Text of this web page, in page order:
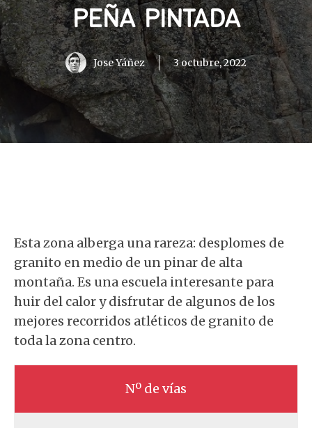
PEÑA PINTADA
Jose Yáñez 3 octubre, 2022
Esta zona alberga una rareza: desplomes de
granito en medio de un pinar de alta
montaña. Es una escuela interesante para
huir del calor y disfrutar de algunos de los
mejores recorridos atléticos de granito de
toda la zona centro.
Nº de vías